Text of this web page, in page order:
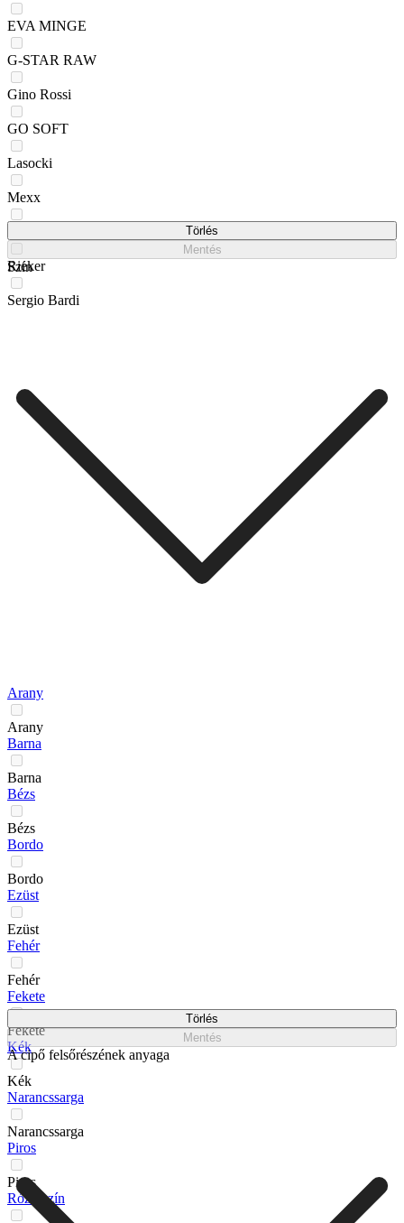
EVA MINGE
G-STAR RAW
Gino Rossi
GO SOFT
Lasocki
Mexx
Rieker
Sergio Bardi
Törlés
Mentés
Szín
Arany
Arany
Barna
Barna
Bézs
Bézs
Bordo
Bordo
Ezüst
Ezüst
Fehér
Fehér
Fekete
Fekete
Kék
Kék
Narancssarga
Narancssarga
Piros
Piros
Rózsaszín
Törlés
Mentés
A cipő felsőrészének anyaga